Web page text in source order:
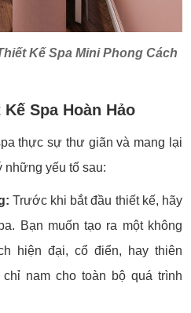
Kế Spa Mini Phong Cách
Spa Hoàn Hảo
thực sự thư giãn và mang lại
những yếu tố sau:
Trước khi bắt đầu thiết kế, hãy
Bạn muốn tạo ra một không
hiện đại, cổ điển, hay thiên
nam cho toàn bộ quá trình